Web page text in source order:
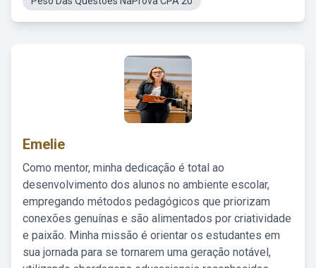
Emelie
Como mentor, minha dedicação é total ao
desenvolvimento dos alunos no ambiente escolar,
empregando métodos pedagógicos que priorizam
conexões genuínas e são alimentados por criatividade
e paixão. Minha missão é orientar os estudantes em
sua jornada para se tornarem uma geração notável,